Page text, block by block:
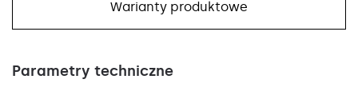
Warianty produktowe
Parametry techniczne